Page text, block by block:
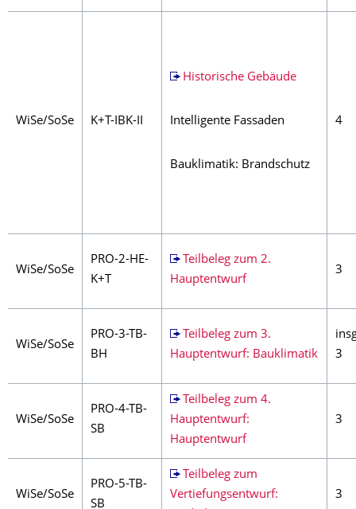
WiSe/SoSe K+T-IBK-II
Historische Gebäude
Intelligente Fassaden
Bauklimatik: Brandschutz
4
WiSe/SoSe
PRO-2-HE-
K+T
Teilbeleg zum 2.
Hauptentwurf
3
WiSe/SoSe
PRO-3-TB-
BH
Teilbeleg zum 3.
Hauptentwurf: Bauklimatik
3
WiSe/SoSe
PRO-4-TB-
SB
Teilbeleg zum 4.
Hauptentwurf:
Hauptentwurf
3
WiSe/SoSe
PRO-5-TB-
SB
Teilbeleg zum
Vertiefungsentwurf:
3